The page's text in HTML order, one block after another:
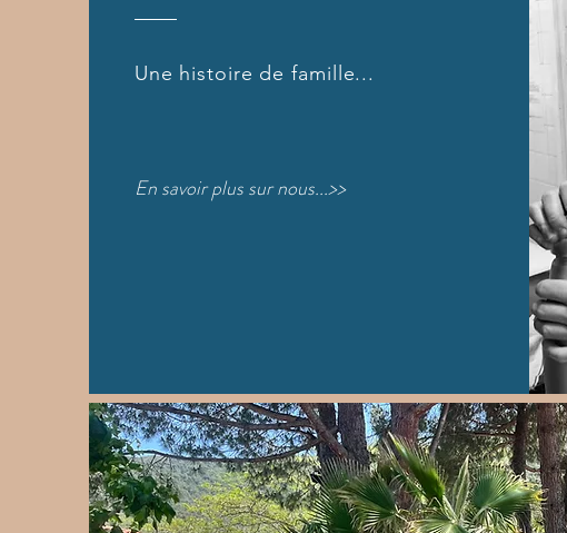
Une histoire de famille...
En savoir plus sur nous...>>